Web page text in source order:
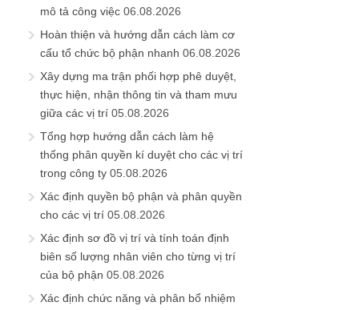
mô tả công việc 06.08.2026
Hoàn thiện và hướng dẫn cách làm cơ
cấu tổ chức bộ phận nhanh 06.08.2026
Xây dựng ma trận phối hợp phê duyệt,
thực hiện, nhận thông tin và tham mưu
giữa các vị trí 05.08.2026
Tổng hợp hướng dẫn cách làm hệ
thống phân quyền kí duyệt cho các vị trí
trong công ty 05.08.2026
Xác định quyền bộ phận và phân quyền
cho các vị trí 05.08.2026
Xác định sơ đồ vị trí và tính toán định
biên số lượng nhân viên cho từng vị trí
của bộ phận 05.08.2026
Xác định chức năng và phân bổ nhiệm